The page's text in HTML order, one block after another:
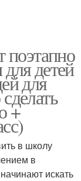
поэтапно
детей
для
+
в школу
в
искать